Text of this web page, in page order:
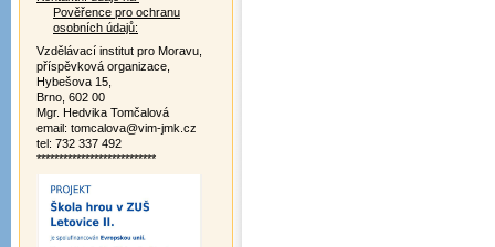
Pověřence pro ochranu
osobních údajů:
Vzdělávací institut pro Moravu,
příspěvková organizace,
Hybešova 15,
Brno, 602 00
Mgr. Hedvika Tomčalová
email: tomcalova@vim-jmk.cz
tel: 732 337 492
***************************